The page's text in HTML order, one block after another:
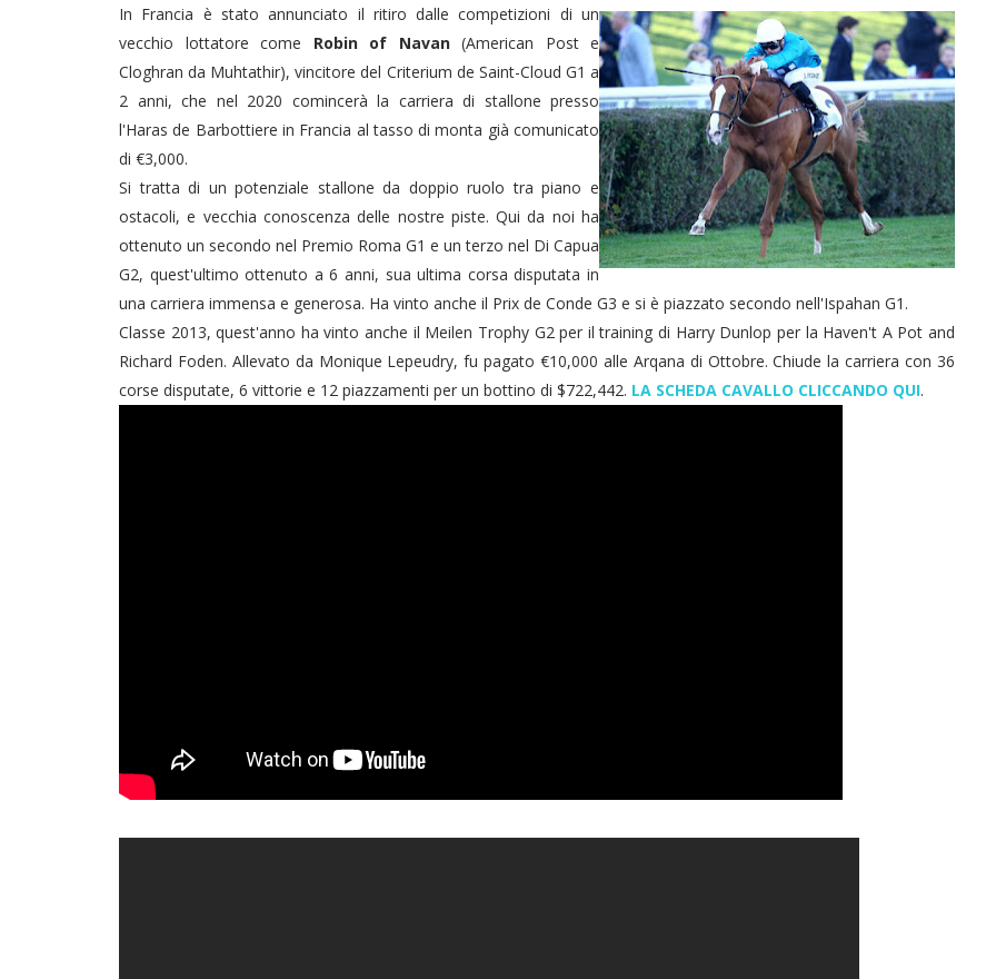
In Francia è stato annunciato il ritiro dalle competizioni di un
vecchio lottatore come Robin of Navan (American Post e
Cloghran da Muhtathir), vincitore del Criterium de Saint-Cloud G1 a
2 anni, che nel 2020 comincerà la carriera di stallone presso
l'Haras de Barbottiere in Francia al tasso di monta già comunicato
di €3,000.
Si tratta di un potenziale stallone da doppio ruolo tra piano e
ostacoli, e vecchia conoscenza delle nostre piste. Qui da noi ha
ottenuto un secondo nel Premio Roma G1 e un terzo nel Di Capua
G2, quest'ultimo ottenuto a 6 anni, sua ultima corsa disputata in
una carriera immensa e generosa. Ha vinto anche il Prix de Conde G3 e si è piazzato secondo nell'Ispahan G1.
Classe 2013, quest'anno ha vinto anche il Meilen Trophy G2 per il training di Harry Dunlop per la Haven't A Pot and
Richard Foden. Allevato da Monique Lepeudry, fu pagato €10,000 alle Arqana di Ottobre. Chiude la carriera con 36
corse disputate, 6 vittorie e 12 piazzamenti per un bottino di $722,442. LA SCHEDA CAVALLO CLICCANDO QUI.